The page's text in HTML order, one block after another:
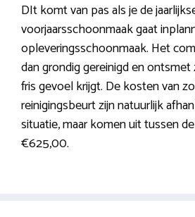
DIt komt van pas als je de
voorjaarsschoonmaak gaat
opleveringsschoonmaak. Het
dan grondig gereinigd en
fris gevoel krijgt. De kosten van
reinigingsbeurt zijn natuurlijk
situatie, maar komen uit tussen
€625,00.